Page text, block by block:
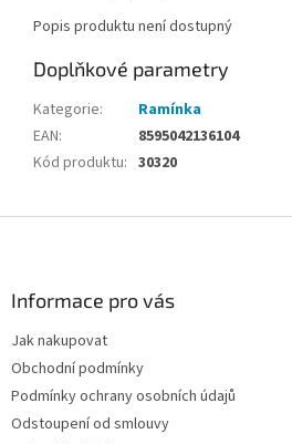
Popis produktu není dostupný
Doplňkové parametry
Kategorie:
Ramínka
EAN:
8595042136104
Kód produktu: 30320
Informace pro vás
Jak nakupovat
Obchodní podmínky
Podmínky ochrany osobních údajů
Odstoupení od smlouvy